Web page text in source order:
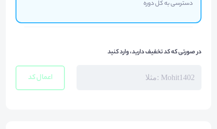
دسترسی به کل دوره
در صورتی که کد تخفیف دارید، وارد کنید
اعمال کد